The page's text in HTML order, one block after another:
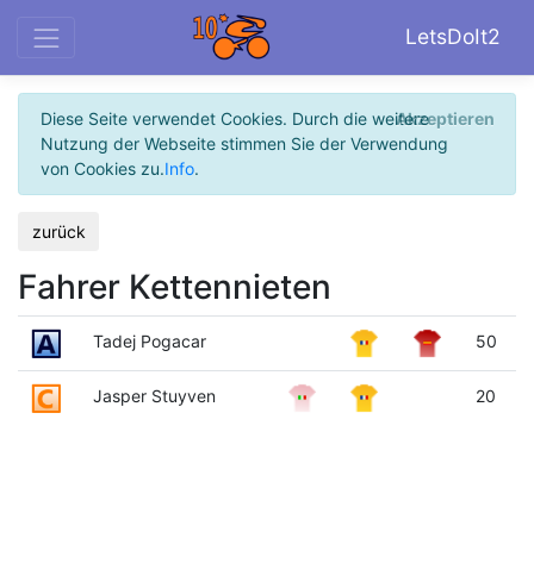
LetsDoIt2
Diese Seite verwendet Cookies. Durch die weitere
Nutzung der Webseite stimmen Sie der Verwendung
von Cookies zu.Info.
Akzeptieren
zurück
Fahrer Kettennieten
Tadej Pogacar 50
Jasper Stuyven 20